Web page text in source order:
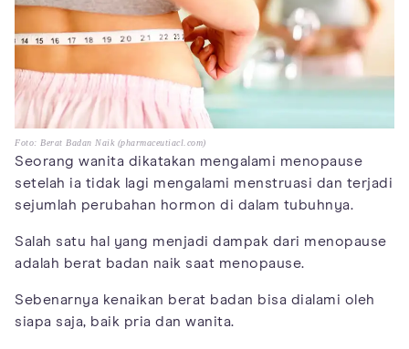
Foto: Berat Badan Naik (pharmaceutiacl.com)
Seorang wanita dikatakan mengalami menopause
setelah ia tidak lagi mengalami menstruasi dan terjadi
sejumlah perubahan hormon di dalam tubuhnya.
Salah satu hal yang menjadi dampak dari menopause
adalah berat badan naik saat menopause.
Sebenarnya kenaikan berat badan bisa dialami oleh
siapa saja, baik pria dan wanita.